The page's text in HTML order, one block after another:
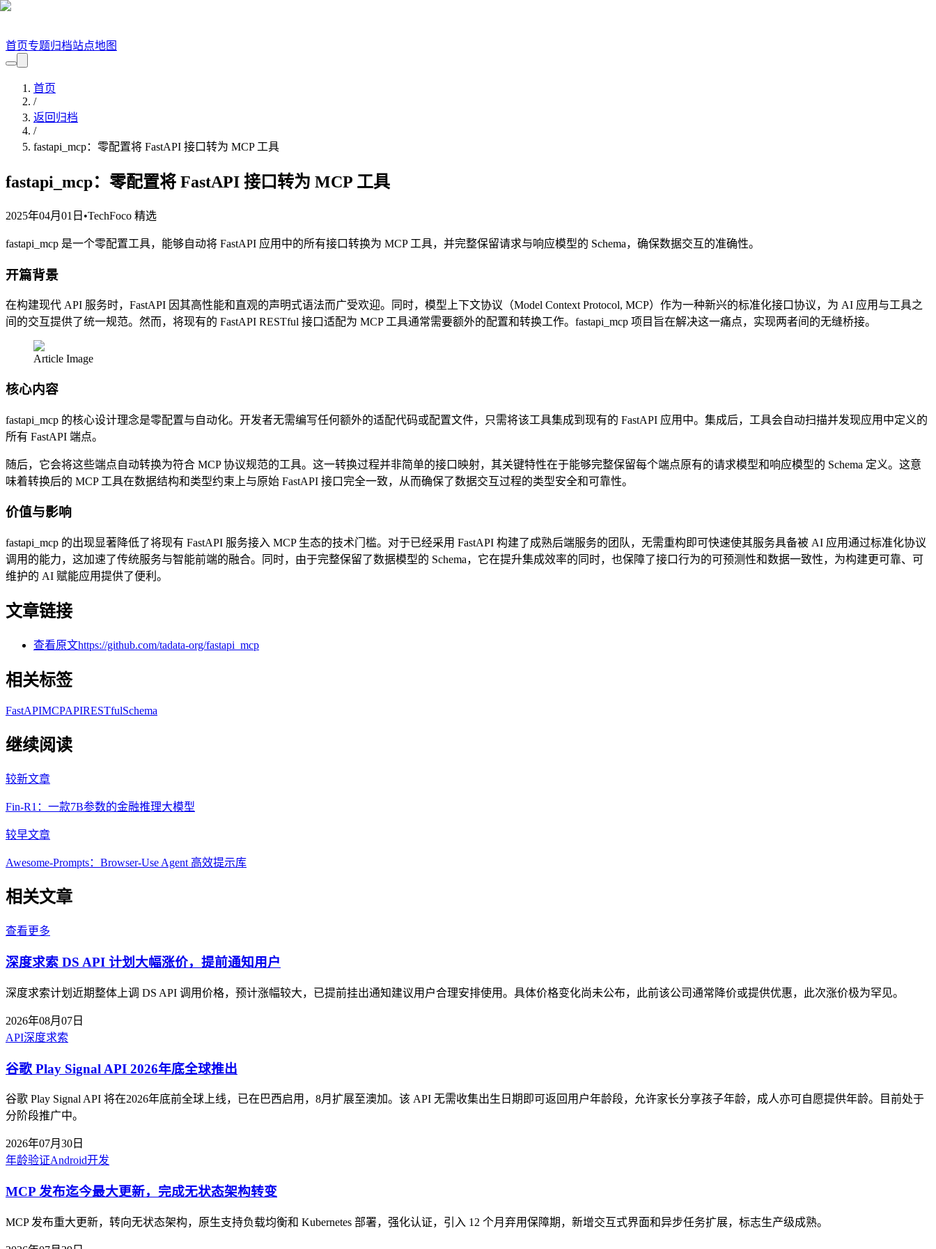
首页专题归档站点地图
首页
/
返回归档
/
fastapi_mcp：零配置将 FastAPI 接口转为 MCP 工具
fastapi_mcp：零配置将 FastAPI 接口转为 MCP 工具
2025年04月01日 •TechFoco 精选
fastapi_mcp 是一个零配置工具，能够自动将 FastAPI 应用中的所有接口转换为 MCP 工具，并完整保留请求与响应模型的 Schema，确保数据交互的准确性。
开篇背景
在构建现代 API 服务时，FastAPI 因其高性能和直观的声明式语法而广受欢迎。同时，模型上下文协议（Model Context Protocol, MCP）作为一种新兴的标准化接口协议，为 AI 应用与工具之
间的交互提供了统一规范。然而，将现有的 FastAPI RESTful 接口适配为 MCP 工具通常需要额外的配置和转换工作。fastapi_mcp 项目旨在解决这一痛点，实现两者间的无缝桥接。
Article Image
核心内容
fastapi_mcp 的核心设计理念是零配置与自动化。开发者无需编写任何额外的适配代码或配置文件，只需将该工具集成到现有的 FastAPI 应用中。集成后，工具会自动扫描并发现应用中定义的
所有 FastAPI 端点。
随后，它会将这些端点自动转换为符合 MCP 协议规范的工具。这一转换过程并非简单的接口映射，其关键特性在于能够完整保留每个端点原有的请求模型和响应模型的 Schema 定义。这意
味着转换后的 MCP 工具在数据结构和类型约束上与原始 FastAPI 接口完全一致，从而确保了数据交互过程的类型安全和可靠性。
价值与影响
fastapi_mcp 的出现显著降低了将现有 FastAPI 服务接入 MCP 生态的技术门槛。对于已经采用 FastAPI 构建了成熟后端服务的团队，无需重构即可快速使其服务具备被 AI 应用通过标准化协议
调用的能力，这加速了传统服务与智能前端的融合。同时，由于完整保留了数据模型的 Schema，它在提升集成效率的同时，也保障了接口行为的可预测性和数据一致性，为构建更可靠、可
维护的 AI 赋能应用提供了便利。
文章链接
查看原文https://github.com/tadata-org/fastapi_mcp
相关标签
FastAPIMCPAPIRESTfulSchema
继续阅读
较新文章
Fin-R1：一款7B参数的金融推理大模型
较早文章
Awesome-Prompts：Browser-Use Agent 高效提示库
相关文章
查看更多
深度求索 DS API 计划大幅涨价，提前通知用户
深度求索计划近期整体上调 DS API 调用价格，预计涨幅较大，已提前挂出通知建议用户合理安排使用。具体价格变化尚未公布，此前该公司通常降价或提供优惠，此次涨价极为罕见。
2026年08月07日
API深度求索
谷歌 Play Signal API 2026年底全球推出
谷歌 Play Signal API 将在2026年底前全球上线，已在巴西启用，8月扩展至澳加。该 API 无需收集出生日期即可返回用户年龄段，允许家长分享孩子年龄，成人亦可自愿提供年龄。目前处于
分阶段推广中。
2026年07月30日
年龄验证Android开发
MCP 发布迄今最大更新，完成无状态架构转变
MCP 发布重大更新，转向无状态架构，原生支持负载均衡和 Kubernetes 部署，强化认证，引入 12 个月弃用保障期，新增交互式界面和异步任务扩展，标志生产级成熟。